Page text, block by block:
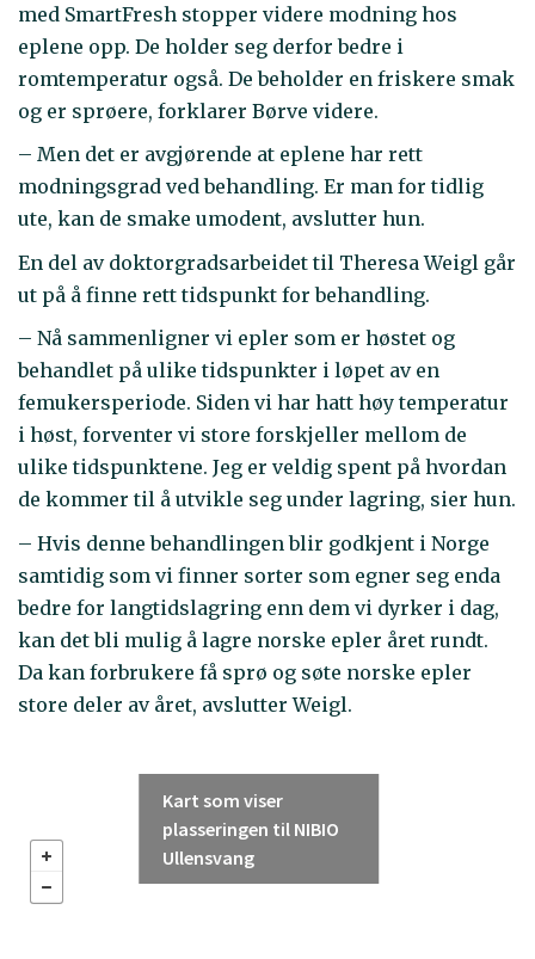
med SmartFresh stopper videre modning hos
eplene opp. De holder seg derfor bedre i
romtemperatur også. De beholder en friskere smak
og er sprøere, forklarer Børve videre.
– Men det er avgjørende at eplene har rett
modningsgrad ved behandling. Er man for tidlig
ute, kan de smake umodent, avslutter hun.
En del av doktorgradsarbeidet til Theresa Weigl går
ut på å finne rett tidspunkt for behandling.
– Nå sammenligner vi epler som er høstet og
behandlet på ulike tidspunkter i løpet av en
femukersperiode. Siden vi har hatt høy temperatur
i høst, forventer vi store forskjeller mellom de
ulike tidspunktene. Jeg er veldig spent på hvordan
de kommer til å utvikle seg under lagring, sier hun.
– Hvis denne behandlingen blir godkjent i Norge
samtidig som vi finner sorter som egner seg enda
bedre for langtidslagring enn dem vi dyrker i dag,
kan det bli mulig å lagre norske epler året rundt.
Da kan forbrukere få sprø og søte norske epler
store deler av året, avslutter Weigl.
Kart som viser
plasseringen til NIBIO
Ullensvang